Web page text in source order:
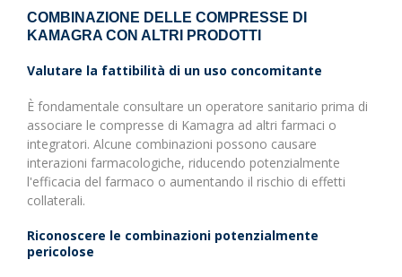
COMBINAZIONE DELLE COMPRESSE DI
KAMAGRA CON ALTRI PRODOTTI
Valutare la fattibilità di un uso concomitante
È fondamentale consultare un operatore sanitario prima di
associare le compresse di Kamagra ad altri farmaci o
integratori. Alcune combinazioni possono causare
interazioni farmacologiche, riducendo potenzialmente
l'efficacia del farmaco o aumentando il rischio di effetti
collaterali.
Riconoscere le combinazioni potenzialmente
pericolose